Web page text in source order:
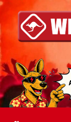
Inhalt
springen